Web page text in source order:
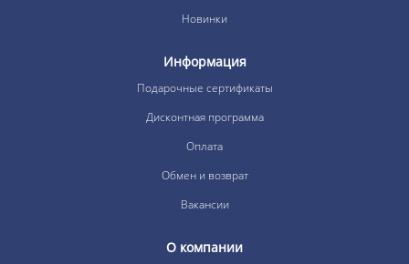
Новинки
Информация
Подарочные сертификаты
Дисконтная программа
Оплата
Обмен и возврат
Вакансии
О компании